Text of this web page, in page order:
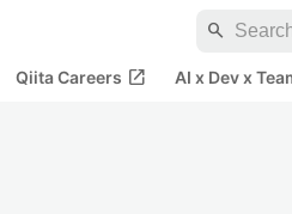
search
Qiita Careers open_in_new AI x Dev x